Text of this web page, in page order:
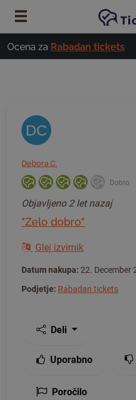
Preskoči na glavno vsebino
Ocena za Rabadan tickets
DC
Debora C.
Dobro
Objavljeno 2 let nazaj
"Zelo dobro"
Glej izvirnik
Datum nakupa: 22. December
Podjetje: Rabadan tickets
Deli
Uporabno
Poročilo